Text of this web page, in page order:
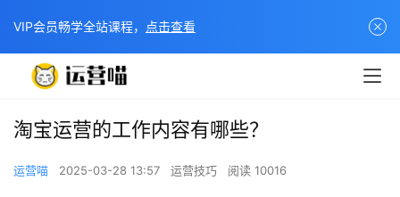
淘宝运营的工作内容有哪些？
运营喵 2025-03-28 13:57 运营技巧 阅读 10016
VIP会员畅学全站课程， 点击查看